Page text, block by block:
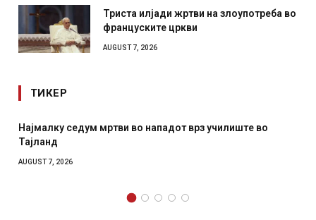
Триста илјади жртви на злоупотреба во
француските цркви
AUGUST 7, 2026
ТИКЕР
врз училиште во
СОЗИС: Украинците повеќе им